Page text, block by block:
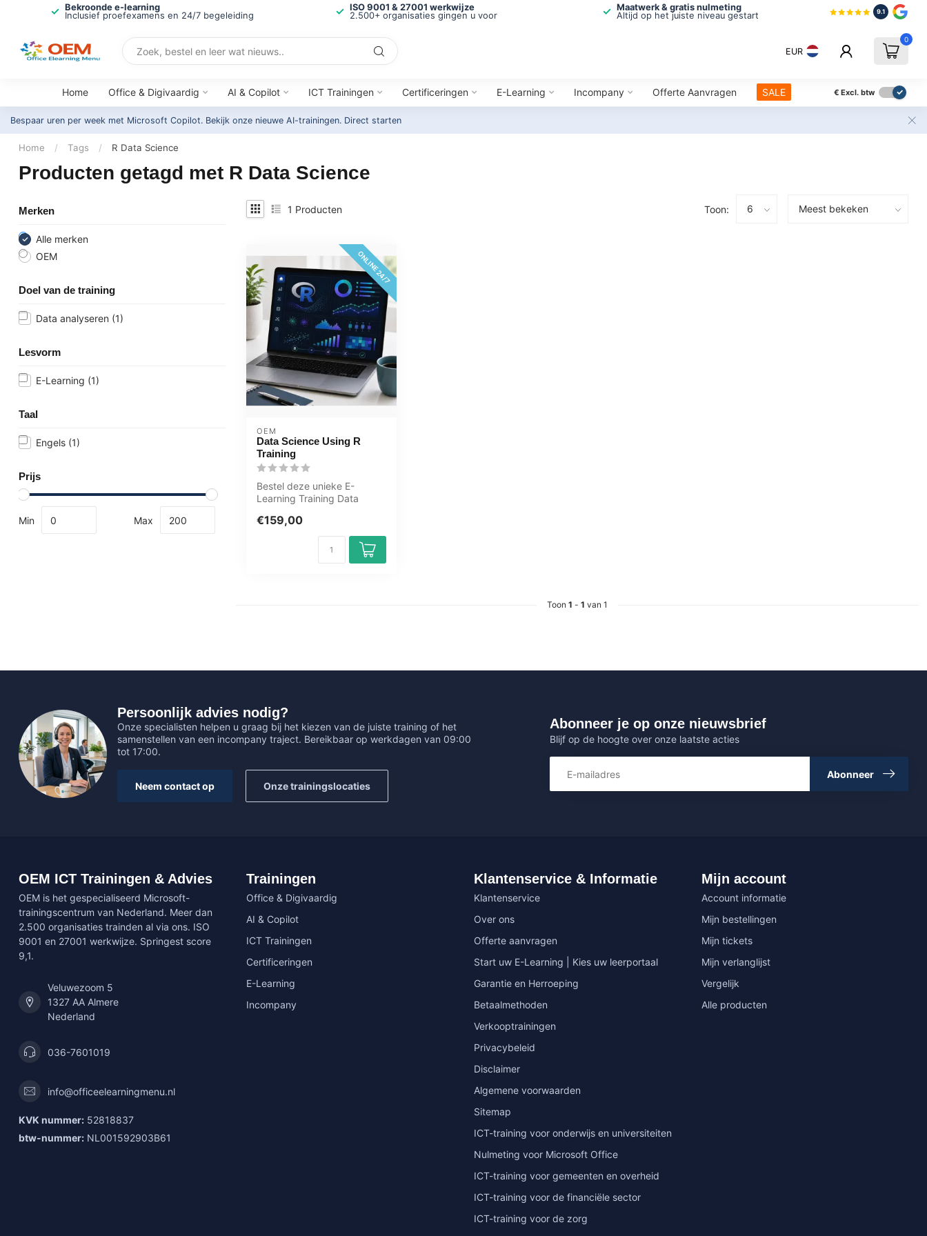
Bekroonde e-learning
Inclusief proefexamens en 24/7 begeleiding
ISO 9001 & 27001 werkwijze
2.500+ organisaties gingen u voor
Maatwerk & gratis nulmeting
Altijd op het juiste niveau gestart
9.1
EUR
0
Home Office & Digivaardig AI & Copilot ICT Trainingen Certificeringen E-Learning Incompany Offerte Aanvragen SALE € Excl. btw
Bespaar uren per week met Microsoft Copilot. Bekijk onze nieuwe AI-trainingen. Direct starten
Home / Tags / R Data Science
Producten getagd met R Data Science
Merken
Alle merken
OEM
Doel van de training
Data analyseren (1)
Lesvorm
E-Learning (1)
Taal
Engels (1)
Prijs
Min Max
1 Producten Toon:
ONLINE 24/7
OEM
Data Science Using R
Training
Bestel deze unieke E-
Learning Training Data
jaar 24/ 7...
€159,00
Toon 1 - 1 van 1
Persoonlijk advies nodig?
Onze specialisten helpen u graag bij het kiezen van de juiste training of het
samenstellen van een incompany traject. Bereikbaar op werkdagen van 09:00
tot 17:00.
Neem contact op Onze trainingslocaties
Abonneer je op onze nieuwsbrief
Blijf op de hoogte over onze laatste acties
Abonneer
OEM ICT Trainingen & Advies
OEM is het gespecialiseerd Microsoft-
trainingscentrum van Nederland. Meer dan
2.500 organisaties trainden al via ons. ISO
9001 en 27001 werkwijze. Springest score
9,1.
Veluwezoom 5
1327 AA Almere
Nederland
036-7601019
info@officeelearningmenu.nl
KVK nummer: 52818837
btw-nummer: NL001592903B61
Trainingen
Office & Digivaardig
AI & Copilot
ICT Trainingen
Certificeringen
E-Learning
Incompany
Klantenservice & Informatie
Klantenservice
Over ons
Offerte aanvragen
Start uw E-Learning | Kies uw leerportaal
Garantie en Herroeping
Betaalmethoden
Verkooptrainingen
Privacybeleid
Disclaimer
Algemene voorwaarden
Sitemap
ICT-training voor onderwijs en universiteiten
Nulmeting voor Microsoft Office
ICT-training voor gemeenten en overheid
ICT-training voor de financiële sector
ICT-training voor de zorg
Mijn account
Account informatie
Mijn bestellingen
Mijn tickets
Mijn verlanglijst
Vergelijk
Alle producten